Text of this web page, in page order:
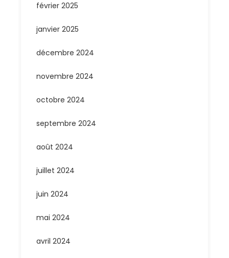
février 2025
janvier 2025
décembre 2024
novembre 2024
octobre 2024
septembre 2024
août 2024
juillet 2024
juin 2024
mai 2024
avril 2024